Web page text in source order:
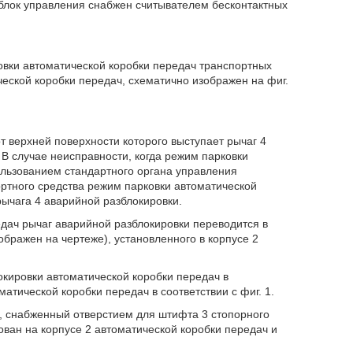
управления снабжен считывателем бесконтактных
автоматической коробки передач транспортных
коробки передач, схематично изображен на фиг.
поверхности которого выступает рычаг 4
случае неисправности, когда режим парковки
стандартного органа управления
средства режим парковки автоматической
4 аварийной разблокировки.
рычаг аварийной разблокировки переводится в
на чертеже), установленного в корпусе 2
автоматической коробки передач в
коробки передач в соответствии с фиг. 1.
снабженный отверстием для штифта 3 стопорного
на корпусе 2 автоматической коробки передач и